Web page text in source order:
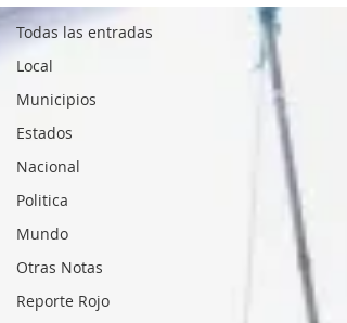
Todas las entradas
Local
Municipios
Estados
Nacional
Politica
Mundo
Otras Notas
Reporte Rojo